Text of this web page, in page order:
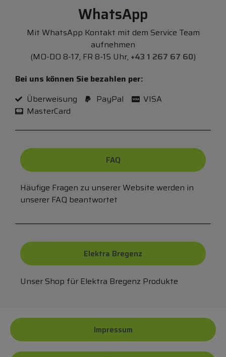
WhatsApp
Mit WhatsApp Kontakt mit dem Service Team
aufnehmen
(MO-DO 8-17, FR 8-15 Uhr, +43 1 267 67 60)
Bei uns können Sie bezahlen per:
Überweisung
PayPal
VISA
MasterCard
FAQ
Häufige Fragen zu unserer Website werden in
unserer FAQ beantwortet
Elektra Bregenz
Unser Shop für Elektra Bregenz Produkte
Impressum